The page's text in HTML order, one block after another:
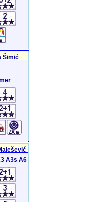
Šimić
A3s A6